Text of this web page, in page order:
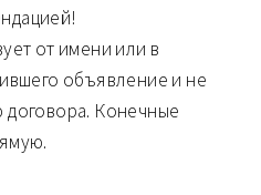
от имени или в
объявление и не
договора. Конечные